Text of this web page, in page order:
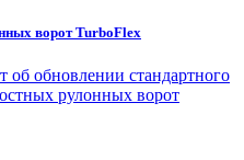
ворот TurboFlex
обновлении стандартного
рулонных ворот